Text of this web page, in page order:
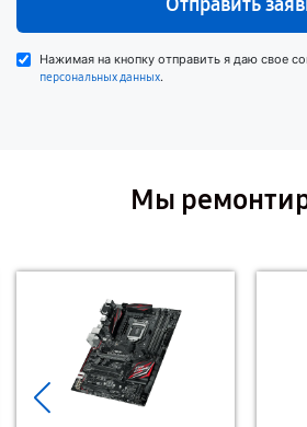
Нажимая на кнопку отправить я даю свое
персональных данных.
Мы